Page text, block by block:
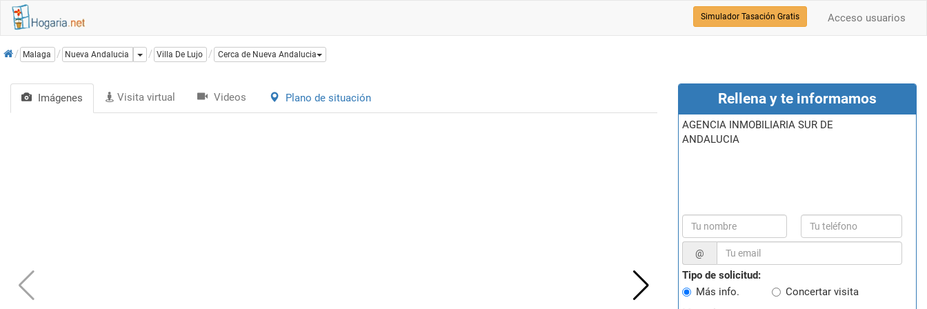
Acceso usuarios
Simulador Tasación Gratis
InicioMalaga Nueva Andalucia Dropdown
Villa De Lujo Cerca de Nueva Andalucia
Imágenes Visita virtual Videos Plano de situación Rellena y te informamos
AGENCIA INMOBILIARIA SUR DE
ANDALUCIA
@
Tipo de solicitud:
Más info.
Concertar visita